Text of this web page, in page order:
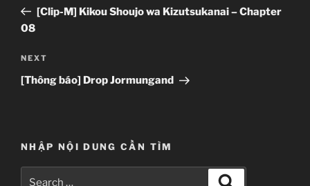
Post[Clip-M] Kikou Shoujo wa Kizutsukanai – Chapter
08
Next
Post
NEXT
[Thông báo] Drop Jormungand
NHẬP NỘI DUNG CẦN TÌM